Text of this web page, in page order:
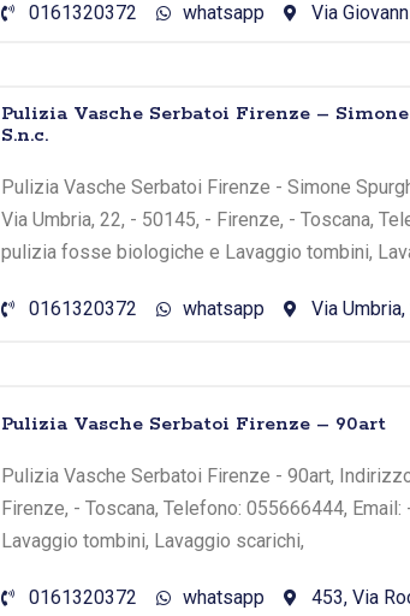
0161320372 whatsapp Via
Pulizia Vasche Serbatoi Firenze –
S.n.c.
Pulizia Vasche Serbatoi Firenze - Simone
Via Umbria, 22, - 50145, - Firenze, - Toscana,
pulizia fosse biologiche e Lavaggio tombini,
0161320372 whatsapp Via
Pulizia Vasche Serbatoi Firenze – 90art
Pulizia Vasche Serbatoi Firenze - 90art,
Firenze, - Toscana, Telefono: 055666444,
Lavaggio tombini, Lavaggio scarichi,
0161320372 whatsapp 453, Via